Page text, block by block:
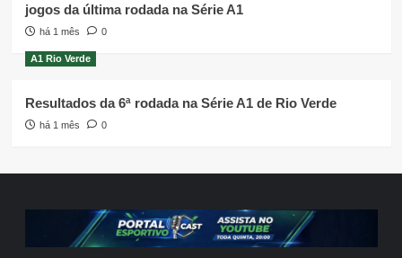
jogos da última rodada na Série A1
há 1 mês 0
A1 Rio Verde
Resultados da 6ª rodada na Série A1 de Rio Verde
há 1 mês 0